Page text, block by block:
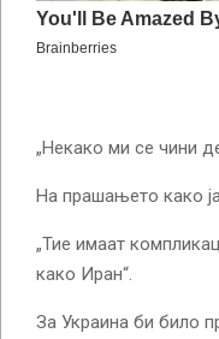
„Некако ми се чини
На прашањето како ја
„Тие имаат
како Иран“.
За Украина би било